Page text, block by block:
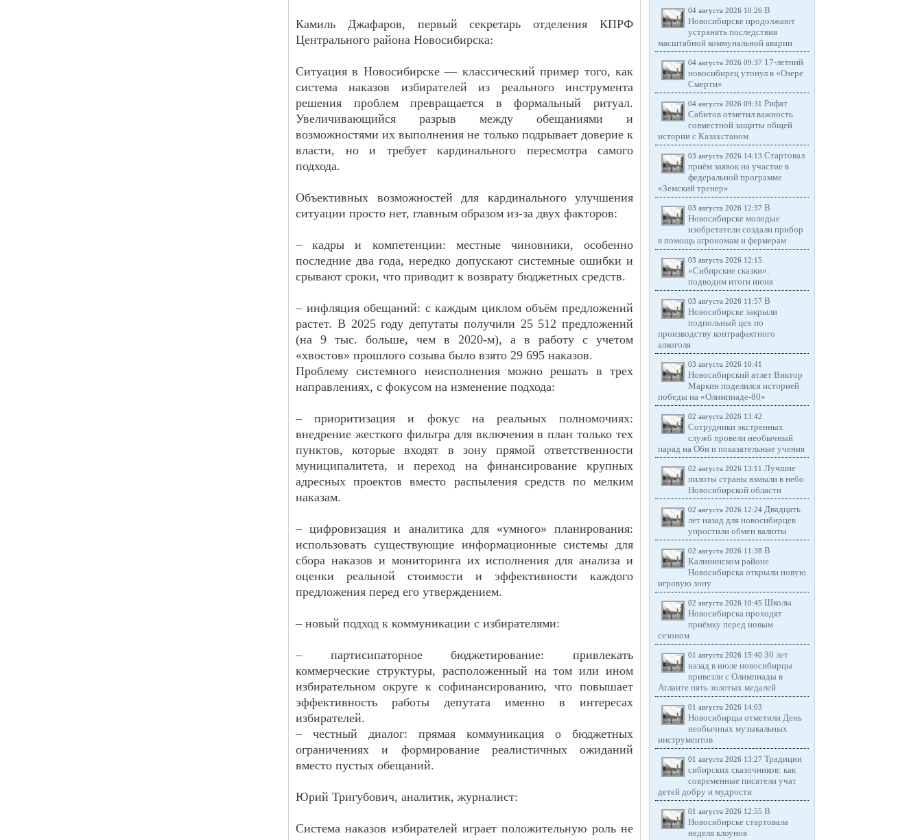
Камиль Джафаров, первый секретарь отделения КПРФ
Центрального района Новосибирска:
Ситуация в Новосибирске — классический пример того, как
система наказов избирателей из реального инструмента
решения проблем превращается в формальный ритуал.
Увеличивающийся разрыв между обещаниями и
возможностями их выполнения не только подрывает доверие к
власти, но и требует кардинального пересмотра самого
подхода.
Объективных возможностей для кардинального улучшения
ситуации просто нет, главным образом из-за двух факторов:
– кадры и компетенции: местные чиновники, особенно
последние два года, нередко допускают системные ошибки и
срывают сроки, что приводит к возврату бюджетных средств.
– инфляция обещаний: с каждым циклом объём предложений
растет. В 2025 году депутаты получили 25 512 предложений
(на 9 тыс. больше, чем в 2020-м), а в работу с учетом
«хвостов» прошлого созыва было взято 29 695 наказов.
Проблему системного неисполнения можно решать в трех
направлениях, с фокусом на изменение подхода:
– приоритизация и фокус на реальных полномочиях:
внедрение жесткого фильтра для включения в план только тех
пунктов, которые входят в зону прямой ответственности
муниципалитета, и переход на финансирование крупных
адресных проектов вместо распыления средств по мелким
наказам.
– цифровизация и аналитика для «умного» планирования:
использовать существующие информационные системы для
сбора наказов и мониторинга их исполнения для анализа и
оценки реальной стоимости и эффективности каждого
предложения перед его утверждением.
– новый подход к коммуникации с избирателями:
– партисипаторное бюджетирование: привлекать
коммерческие структуры, расположенный на том или ином
избирательном округе к софинансированию, что повышает
эффективность работы депутата именно в интересах
избирателей.
– честный диалог: прямая коммуникация о бюджетных
ограничениях и формирование реалистичных ожиданий
вместо пустых обещаний.
Юрий Тригубович, аналитик, журналист:
Система наказов избирателей играет положительную роль не
04 августа 2026 10:26 В
Новосибирске продолжают
устранять последствия
масштабной коммунальной аварии
04 августа 2026 09:37 17-летний
новосибирец утонул в «Озере
Смерти»
04 августа 2026 09:31 Рифат
Сабитов отметил важность
совместной защиты общей
истории с Казахстаном
03 августа 2026 14:13 Стартовал
приём заявок на участие в
федеральной программе
«Земский тренер»
03 августа 2026 12:37 В
Новосибирске молодые
изобретатели создали прибор
в помощь агрономам и фермерам
03 августа 2026 12:15
«Сибирские сказки»:
подводим итоги июня
03 августа 2026 11:57 В
Новосибирске закрыли
подпольный цех по
производству контрафактного
алкоголя
03 августа 2026 10:41
Новосибирский атлет Виктор
Маркин поделился историей
победы на «Олимпиаде-80»
02 августа 2026 13:42
Сотрудники экстренных
служб провели необычный
парад на Оби и показательные учения
02 августа 2026 13:11 Лучшие
пилоты страны взмыли в небо
Новосибирской области
02 августа 2026 12:24 Двадцать
лет назад для новосибирцев
упростили обмен валюты
02 августа 2026 11:38 В
Калининском районе
Новосибирска открыли новую
игровую зону
02 августа 2026 10:45 Школы
Новосибирска проходят
приёмку перед новым
сезоном
01 августа 2026 15:40 30 лет
назад в июле новосибирцы
привезли с Олимпиады в
Атланте пять золотых медалей
01 августа 2026 14:03
Новосибирцы отметили День
необычных музыкальных
инструментов
01 августа 2026 13:27 Традиции
сибирских сказочников: как
современные писатели учат
детей добру и мудрости
01 августа 2026 12:55 В
Новосибирске стартовала
неделя клоунов